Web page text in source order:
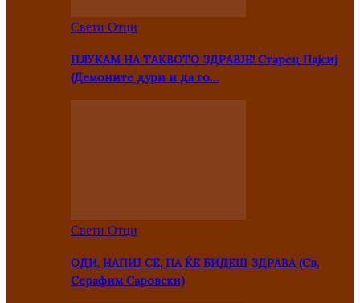
Свети Отци
ПЛУКАМ НА ТАКВОТО ЗДРАВЈЕ! Старец Пајсиј
(Демоните дури и да го…
Свети Отци
ОДИ, НАПИЈ СЕ, ПА ЌЕ БИДЕШ ЗДРАВА (Св.
Серафим Саровски)